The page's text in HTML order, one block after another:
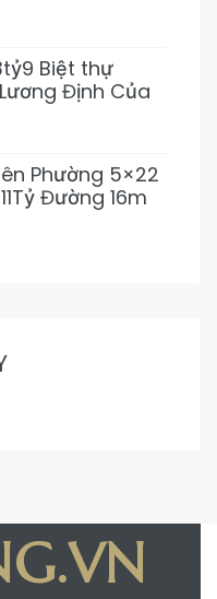
Biệt thự
Định Của
Phường 5×22
Đường 16m